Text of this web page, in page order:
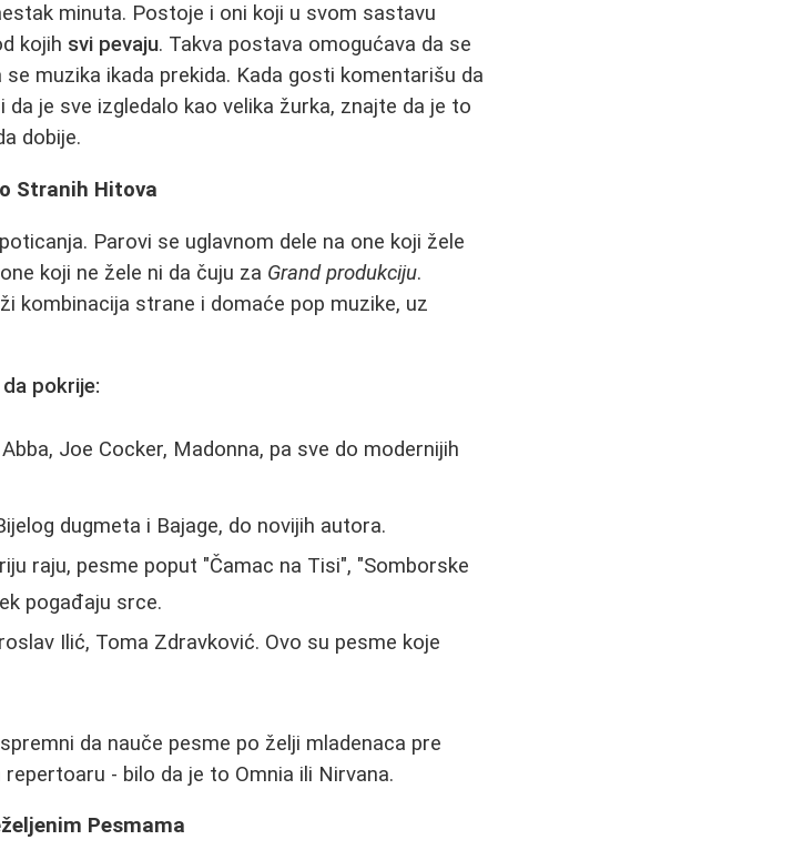
minuta. Postoje i oni koji u svom sastavu
kojih svi pevaju. Takva postava omogućava da se
muzika ikada prekida. Kada gosti komentarišu da
je sve izgledalo kao velika žurka, znajte da je to
dobije.
Stranih Hitova
Parovi se uglavnom dele na one koji žele
koji ne žele ni da čuju za Grand produkciju.
kombinacija strane i domaće pop muzike, uz
pokrije:
Joe Cocker, Madonna, pa sve do modernijih
dugmeta i Bajage, do novijih autora.
raju, pesme poput "Čamac na Tisi", "Somborske
pogađaju srce.
Ilić, Toma Zdravković. Ovo su pesme koje
da nauče pesme po želji mladenaca pre
- bilo da je to Omnia ili Nirvana.
Pesmama